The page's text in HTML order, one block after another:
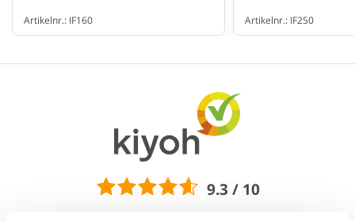
Artikelnr.: IF160 Artikelnr.: IF250
9.3 / 10